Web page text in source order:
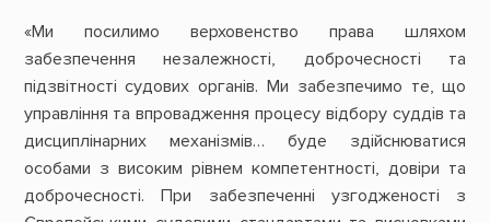
«Ми посилимо верховенство права шляхом
забезпечення незалежності, доброчесності та
підзвітності судових органів. Ми забезпечимо те, що
управління та впровадження процесу відбору суддів та
дисциплінарних механізмів… буде здійснюватися
особами з високим рівнем компетентності, довіри та
доброчесності. При забезпеченні узгодженості з